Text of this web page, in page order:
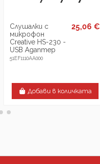
Слушалки с
микрофон
Creative HS-230 -
USB Адаптер
51EF1110AA000
25,06 €
Добави в количката